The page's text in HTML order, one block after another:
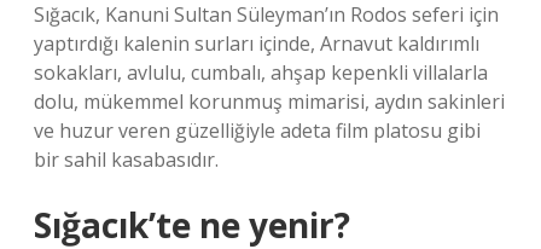
Sığacık, Kanuni Sultan Süleyman’ın Rodos seferi için
yaptırdığı kalenin surları içinde, Arnavut kaldırımlı
sokakları, avlulu, cumbalı, ahşap kepenkli villalarla
dolu, mükemmel korunmuş mimarisi, aydın sakinleri
ve huzur veren güzelliğiyle adeta film platosu gibi
bir sahil kasabasıdır.
Sığacık’te ne yenir?